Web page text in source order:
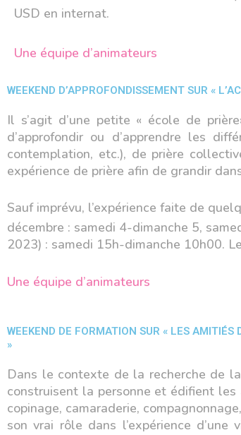
USD en internat.
Une équipe d’animateurs
WEEKEND D’APPROFONDISSEMENT SUR «
Il s’agit d’une petite « école de
d’approfondir ou d’apprendre les
contemplation, etc.), de prière
expérience de prière afin de grandir
Sauf imprévu, l’expérience faite de
décembre : samedi 4-dimanche 5,
2023) : samedi 15h-dimanche 10h00.
Une équipe d’animateurs
WEEKEND DE FORMATION SUR « LES
»
Dans le contexte de la recherche de
construisent la personne et édifient les
copinage, camaraderie,
son vrai rôle dans l’expérience